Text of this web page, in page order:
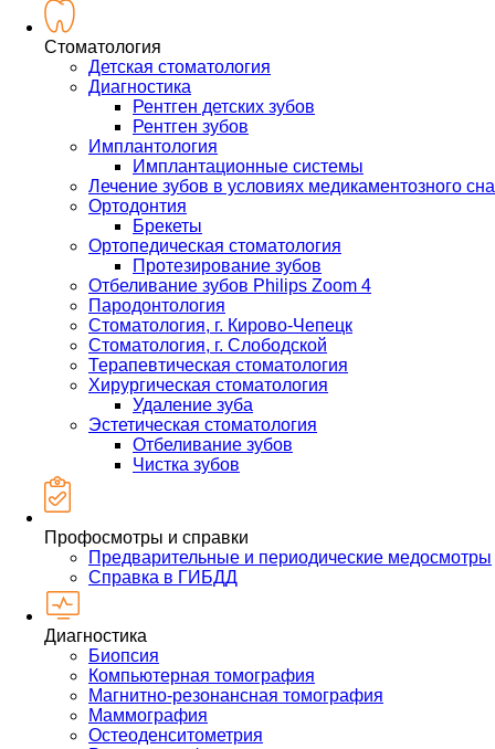
Стоматология
Детская стоматология
Диагностика
Рентген детских зубов
Рентген зубов
Имплантология
Имплантационные системы
Лечение зубов в условиях медикаментозного сна
Ортодонтия
Брекеты
Ортопедическая стоматология
Протезирование зубов
Отбеливание зубов Philips Zoom 4
Пародонтология
Стоматология, г. Кирово-Чепецк
Стоматология, г. Слободской
Терапевтическая стоматология
Хирургическая стоматология
Удаление зуба
Эстетическая стоматология
Отбеливание зубов
Чистка зубов
Профосмотры и справки
Предварительные и периодические медосмотры
Справка в ГИБДД
Диагностика
Биопсия
Компьютерная томография
Магнитно-резонансная томография
Маммография
Остеоденситометрия